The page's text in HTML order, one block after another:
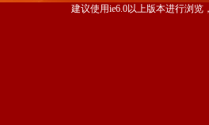
建议使用ie6.0以上版本进行浏览